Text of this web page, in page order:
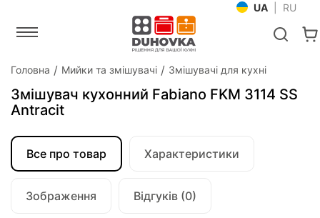
UA RU
Головна Мийки та змішувачі Змішувачі для кухні
Змішувач кухонний Fabiano FKM 3114 SS
Antracit
Все про товар Характеристики
Зображення Відгуків (0)